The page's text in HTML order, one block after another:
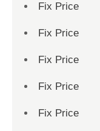
Fix Price
Fix Price
Fix Price
Fix Price
Fix Price